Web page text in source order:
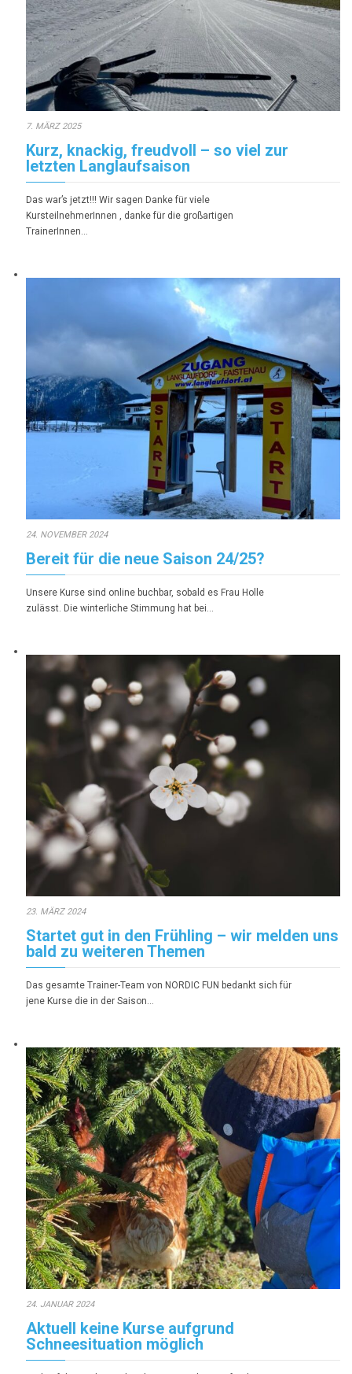
7. MÄRZ 2025
Kurz, knackig, freudvoll – so viel zur
letzten Langlaufsaison
Das war’s jetzt!!! Wir sagen Danke für viele
KursteilnehmerInnen , danke für die großartigen
TrainerInnen…
24. NOVEMBER 2024
Bereit für die neue Saison 24/25?
Unsere Kurse sind online buchbar, sobald es Frau Holle
zulässt. Die winterliche Stimmung hat bei…
23. MÄRZ 2024
Startet gut in den Frühling – wir melden uns
bald zu weiteren Themen
Das gesamte Trainer-Team von NORDIC FUN bedankt sich für
jene Kurse die in der Saison…
24. JANUAR 2024
Aktuell keine Kurse aufgrund
Schneesituation möglich